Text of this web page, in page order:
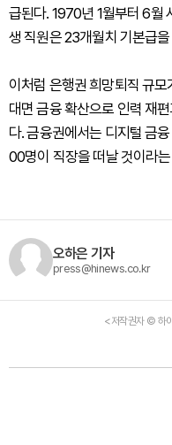
급된다. 1970년 1월부터 6월
생 직원은 23개월치 기본급
이처럼 은행권 희망퇴직 규모
대면 금융 확산으로 인력 재
다. 금융권에서는 디지털 금
00명이 직장을 떠날 것이라
오하은 기자
press@hinews.co.kr
<저작권자 © 하